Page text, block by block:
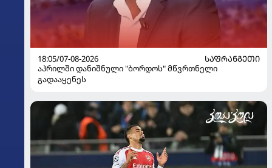
18:05/07-08-2026
ᲡᲐᲤᲠᲐᲜᲒᲔᲗᲘ
აპრილში დანიშნული "ბორდოს" მწვრთნელი
გადააყენეს